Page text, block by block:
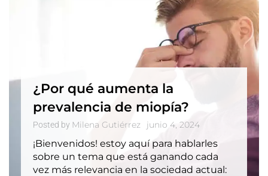
¿Por qué aumenta la
prevalencia de miopía?
Posted by Milena Gutiérrez junio 4, 2024
¡Bienvenidos! estoy aquí para hablarles
sobre un tema que está ganando cada
vez más relevancia en la sociedad actual: